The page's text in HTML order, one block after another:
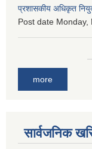
प्रशासकीय अधिकृत
Post date Monday,
more
सार्वजनिक